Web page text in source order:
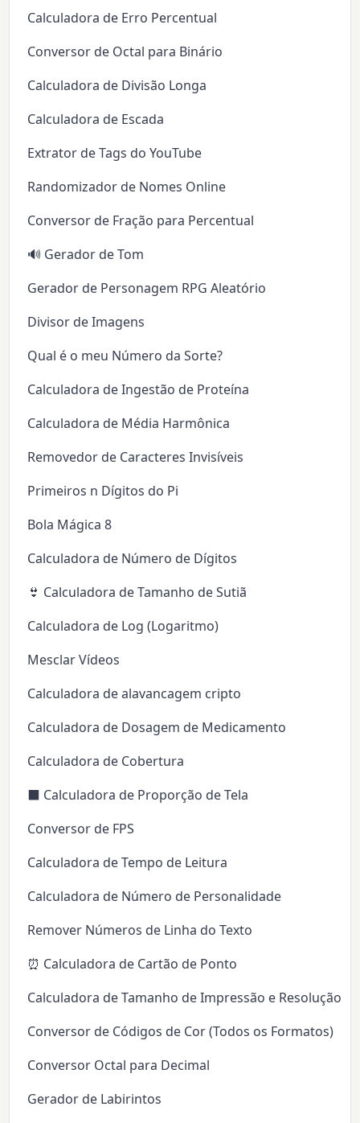
Calculadora de Erro Percentual
Conversor de Octal para Binário
Calculadora de Divisão Longa
Calculadora de Escada
Extrator de Tags do YouTube
Randomizador de Nomes Online
Conversor de Fração para Percentual
🔊 Gerador de Tom
Gerador de Personagem RPG Aleatório
Divisor de Imagens
Qual é o meu Número da Sorte?
Calculadora de Ingestão de Proteína
Calculadora de Média Harmônica
Removedor de Caracteres Invisíveis
Primeiros n Dígitos do Pi
Bola Mágica 8
Calculadora de Número de Dígitos
👙 Calculadora de Tamanho de Sutiã
Calculadora de Log (Logaritmo)
Mesclar Vídeos
Calculadora de alavancagem cripto
Calculadora de Dosagem de Medicamento
Calculadora de Cobertura
⬛ Calculadora de Proporção de Tela
Conversor de FPS
Calculadora de Tempo de Leitura
Calculadora de Número de Personalidade
Remover Números de Linha do Texto
⏰ Calculadora de Cartão de Ponto
Calculadora de Tamanho de Impressão e Resolução
Conversor de Códigos de Cor (Todos os Formatos)
Conversor Octal para Decimal
Gerador de Labirintos